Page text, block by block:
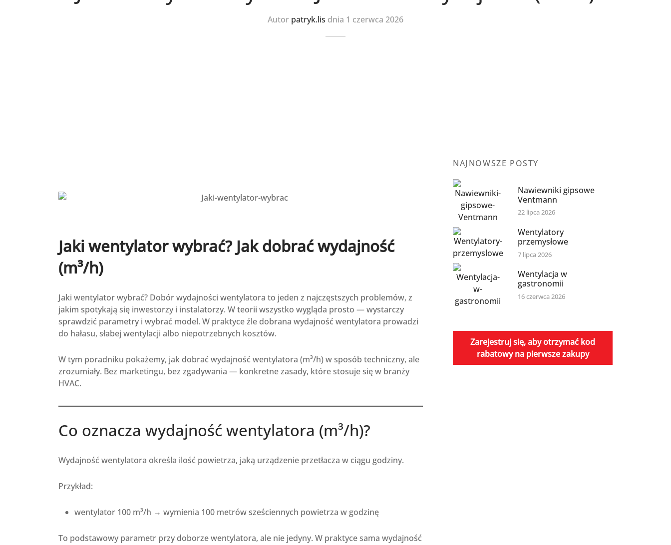
Autor patryk.lis dnia 1 czerwca 2026
Jaki wentylator wybrać? Jak dobrać wydajność
(m³/h)
Jaki wentylator wybrać? Dobór wydajności wentylatora to jeden z najczęstszych problemów, z
jakim spotykają się inwestorzy i instalatorzy. W teorii wszystko wygląda prosto — wystarczy
sprawdzić parametry i wybrać model. W praktyce źle dobrana wydajność wentylatora prowadzi
do hałasu, słabej wentylacji albo niepotrzebnych kosztów.
W tym poradniku pokażemy, jak dobrać wydajność wentylatora (m³/h) w sposób techniczny, ale
zrozumiały. Bez marketingu, bez zgadywania — konkretne zasady, które stosuje się w branży
HVAC.
Co oznacza wydajność wentylatora (m³/h)?
Wydajność wentylatora określa ilość powietrza, jaką urządzenie przetłacza w ciągu godziny.
Przykład:
wentylator 100 m³/h → wymienia 100 metrów sześciennych powietrza w godzinę
To podstawowy parametr przy doborze wentylatora, ale nie jedyny. W praktyce sama wydajność
NAJNOWSZE POSTY
Nawiewniki gipsowe
Ventmann
22 lipca 2026
Wentylatory
przemysłowe
7 lipca 2026
Wentylacja w
gastronomii
16 czerwca 2026
Zarejestruj się, aby otrzymać kod
rabatowy na pierwsze zakupy